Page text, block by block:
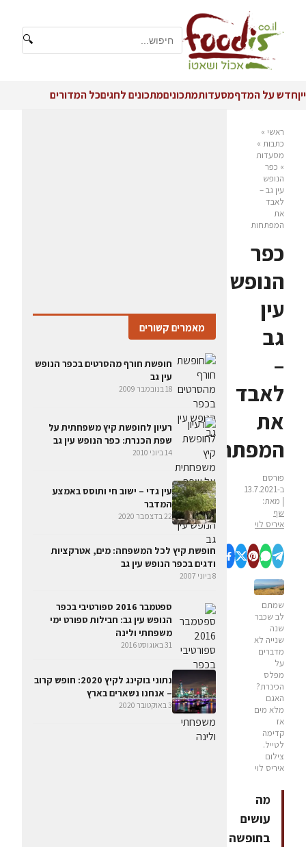
🔍
ייןחדש על המדףמסעדותמתכוניםמתכונים לחגיםכל המדורים
ראשי »
כתבות »
מסעדות
» כפר
הנופש
עין גב –
לאבד
את
המפתחות
כפר
הנופש
עין
גב
–
לאבד
את
המפתחות
פורסם
ב-13.7.2021
| מאת:
שף
איריס לוי
שמתם
לב שכבר
שנה
שנייה לא
מדברים
על
מפלס
הכינרת?
האגם
מלא מים
אז
קדימה
לטייל.
צילום
איריס לוי
מה
עושים
בחופשה
מאמרים קשורים
חופשת חורף מהסרטים בכפר הנופש
עין גב
18 בנובמבר 2009
רעיון לחופשת קיץ משפחתית על
שפת הכנרת: כפר הנופש עין גב
14 ביוני 2010
עין גדי – ישוב חי ותוסס באמצע
המדבר
22 בדצמבר 2020
חופשת קיץ לכל המשפחה: מים, אטרקציות
ודגים בכפר הנופש עין גב
8 ביוני 2007
ספטמבר 2016 ספורטיבי בכפר
הנופש עין גב: חבילות ספורט ימי
משפחתי ולינה
31 באוגוסט 2016
נתוני בוקינג לקיץ 2020: חופש קרוב
– אנחנו נשארים בארץ
3 באוקטובר 2020